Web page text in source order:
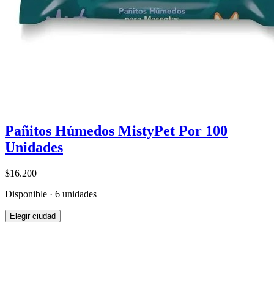
Pañitos Húmedos MistyPet Por 100
Unidades
$16.200
Disponible · 6 unidades
Elegir ciudad